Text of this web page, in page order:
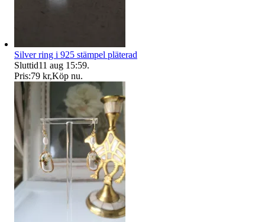
Silver ring i 925 stämpel pläterad
Sluttid11 aug 15:59.
Pris:79 kr,Köp nu.